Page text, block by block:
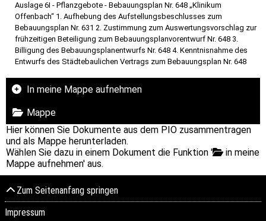
Auslage 6I - Pflanzgebote - Bebauungsplan Nr. 648 „Klinikum
Offenbach“ 1. Aufhebung des Aufstellungsbeschlusses zum
Bebauungsplan Nr. 631 2. Zustimmung zum Auswertungsvorschlag zur
frühzeitigen Beteiligung zum Bebauungsplanvorentwurf Nr. 648 3.
Billigung des Bebauungsplanentwurfs Nr. 648 4. Kenntnisnahme des
Entwurfs des Städtebaulichen Vertrags zum Bebauungsplan Nr. 648
In meine Mappe aufnehmen
Mappe
Hier können Sie Dokumente aus dem PIO zusammentragen
und als Mappe herunterladen.
Wählen Sie dazu in einem Dokument die Funktion '
in meine
Mappe aufnehmen' aus.
Zum Seitenanfang springen
Impressum